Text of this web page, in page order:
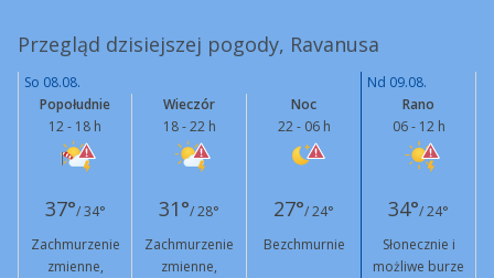
Przegląd dzisiejszej pogody, Ravanusa
So 08.08.
Nd 09.08.
Popołudnie
12 - 18 h
Wieczór
18 - 22 h
Noc
22 - 06 h
Rano
06 - 12 h
37°/ 34° 31°/ 28° 27°/ 24° 34°/ 24°
Zachmurzenie
zmienne,
Zachmurzenie
zmienne,
Bezchmurnie
Słonecznie i
możliwe burze